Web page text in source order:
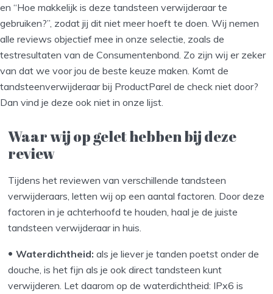
en “Hoe makkelijk is deze tandsteen verwijderaar te
gebruiken?”, zodat jij dit niet meer hoeft te doen. Wij nemen
alle reviews objectief mee in onze selectie, zoals de
testresultaten van de Consumentenbond. Zo zijn wij er zeker
van dat we voor jou de beste keuze maken. Komt de
tandsteenverwijderaar bij ProductParel de check niet door?
Dan vind je deze ook niet in onze lijst.
Waar wij op gelet hebben bij deze
review
Tijdens het reviewen van verschillende tandsteen
verwijderaars, letten wij op een aantal factoren. Door deze
factoren in je achterhoofd te houden, haal je de juiste
tandsteen verwijderaar in huis.
Waterdichtheid: als je liever je tanden poetst onder de
douche, is het fijn als je ook direct tandsteen kunt
verwijderen. Let daarom op de waterdichtheid: IPx6 is